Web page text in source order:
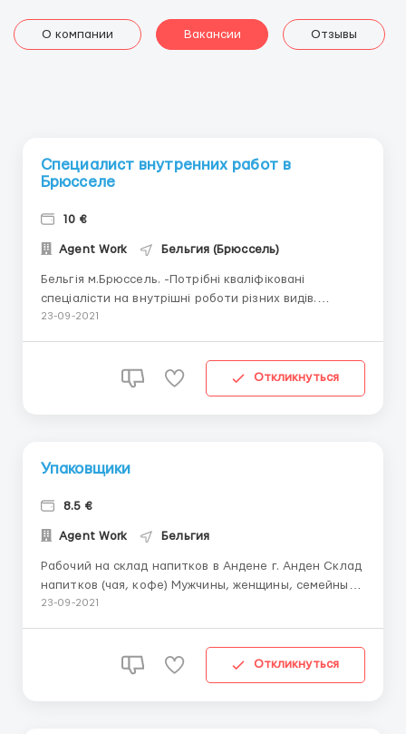
О компании Вакансии Отзывы
Специалист внутренних работ в
Брюсселе
10 €
Agent Work Бельгия (Брюссель)
Бельгія м.Брюссель. -Потрібні кваліфіковані
спеціалісти на внутрішні роботи різних видів.
(шпаклівка, штукатурки, гіпсокартон, плиточнки і
візи 3)Можливо по біометрії ...
23-09-2021
Откликнуться
Упаковщики
8.5 €
Agent Work Бельгия
Рабочий на склад напитков в Андене г. Анден Склад
напитков (чая, кофе) Мужчины, женщины, семейные
пары до 55 лет Должностные обязанности: для
и работа на каре. График работы: 5-...
23-09-2021
Откликнуться